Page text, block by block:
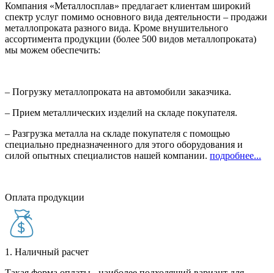
Компания «Металлосплав» предлагает клиентам широкий
спектр услуг помимо основного вида деятельности – продажи
металлопроката разного вида. Кроме внушительного
ассортимента продукции (более 500 видов металлопроката)
мы можем обеспечить:
– Погрузку металлопроката на автомобили заказчика.
– Прием металлических изделий на складе покупателя.
– Разгрузка металла на складе покупателя с помощью
специально предназначенного для этого оборудования и
силой опытных специалистов нашей компании. подробнее...
Оплата продукции
1. Наличный расчет